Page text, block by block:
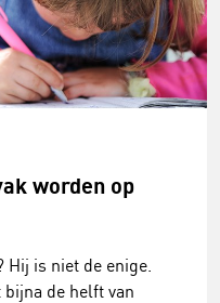
worden op
is niet de enige.
bijna de helft van